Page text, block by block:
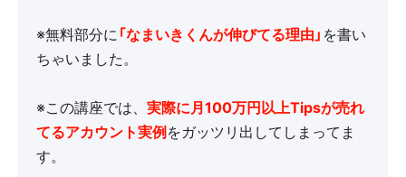
※無料部分に 「なまいきくんが伸びてる理由」 を書い
ちゃいました。
※この講座では、 実際に月100万円以上Tipsが売れ
てるアカウント実例 をガッツリ出してしまってま
す。